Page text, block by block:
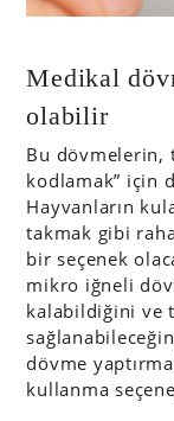
Medikal
olabilir
Bu dövmelerin,
kodlamak” için
Hayvanların
takmak gibi
bir seçenek
mikro iğneli
kalabildiğini ve
dövme
kullanma